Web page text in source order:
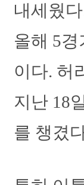
내세웠
올해 5
이다. 허
지난 18
를 챙겼